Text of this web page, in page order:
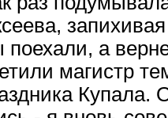
а
магистр
Купала.